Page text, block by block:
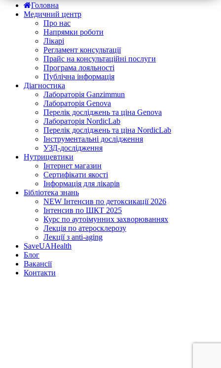
Головна
Медичний центр
Про нас
Напрямки роботи
Лікарі
Регламент консультації
Прайс на консультаційні послуги
Програма лояльності
Публічна інформація
Діагностика
Лабораторія Ganzimmun
Лабораторія Genova
Перелік досліджень та ціна Genova
Лабораторія NordicLab
Перелік досліджень та ціна NordicLab
Інструментальні дослідження
УЗД-дослідження
Нутрицевт​ики
Інтернет магазин
Сертифікати якості
Інформація для лікарів
Бібліотека знань
NEW Інтенсив по детоксикації 2026
Інтенсив по ШКТ 2025
Курс по аутоімунних захворюваннях
Лекція по атеросклерозу
Лекції з anti-aging
SaveUAHealth
Блог
Вакансії
Контакти